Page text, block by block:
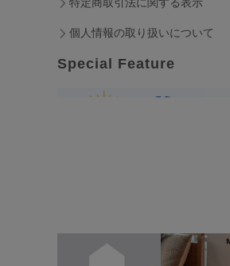
特定商取引法に関する表示
個人情報の取り扱いについて
Special Feature